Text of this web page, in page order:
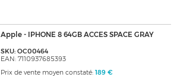
Apple - IPHONE 8 64GB ACCES SPACE GRAY
SKU: OC00464
EAN: 7110937685393
Prix de vente moyen constaté: 189 €